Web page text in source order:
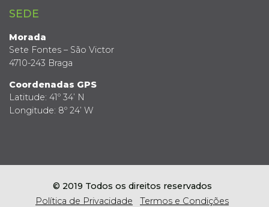
SEDE
Morada
Sete Fontes – São Victor
4710-243 Braga
Coordenadas GPS
Latitude: 41º 34’ N
Longitude: 8º 24’ W
© 2019 Todos os direitos reservados
Política de Privacidade
Termos e Condições